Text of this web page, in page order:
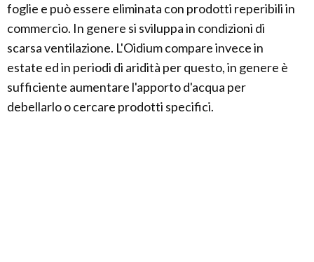
foglie e può essere eliminata con prodotti reperibili in
commercio. In genere si sviluppa in condizioni di
scarsa ventilazione. L'Oidium compare invece in
estate ed in periodi di aridità per questo, in genere è
sufficiente aumentare l'apporto d'acqua per
debellarlo o cercare prodotti specifici.